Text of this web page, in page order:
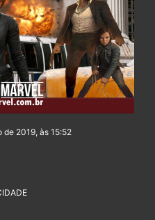
de 2019, às 15:52